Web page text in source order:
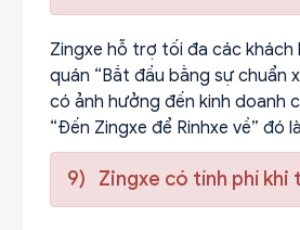
Zingxe hỗ trợ tối đa các
quán “Bắt đầu bằng sự chuẩn
có ảnh hưởng đến kinh doanh
“Đến Zingxe để Rinhxe về” đó
9) Zingxe có tính phí khi